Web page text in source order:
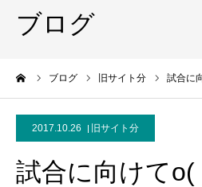
ブログ
ブログ 旧サイト分 試合に
2017.10.26 旧サイト分
試合に向けてo(